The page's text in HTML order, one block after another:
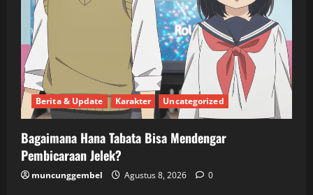
Berita & Update Karakter Uncategorized
Bagaimana Hana Tabata Bisa Mendengar
Pembicaraan Jelek?
muncunggembel Agustus 8, 2026 0